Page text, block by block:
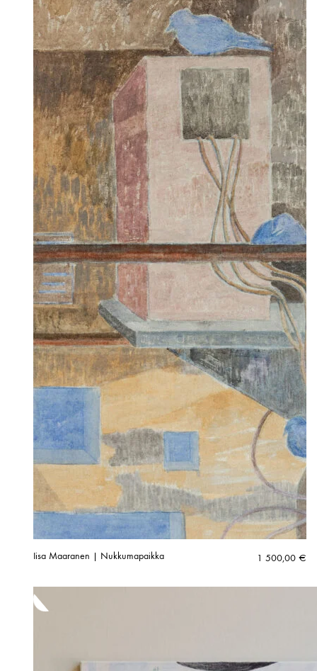
Iisa Maaranen | Nukkumapaikka 1 500,00 €